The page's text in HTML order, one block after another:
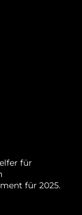
für
für 2025.